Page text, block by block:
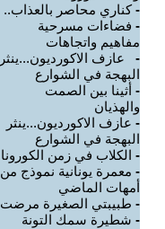
-كناري محاصر بالعذاب..
- فضاءات مسرحية
مفاهيم واتجاهات
-
عازف الاكورديون...ينثر
البهجة في الشوارع
- أثينا بين الصمت
والهذيان
- عازف الاكورديون...ينثر
البهجة في الشوارع
- الكلاب في زمن الكورونا
- معمرة يونانية نموذج من
أمهات الماضي
- طبيبتي الصغيرة مرضت
- شطيرة سمك التونة